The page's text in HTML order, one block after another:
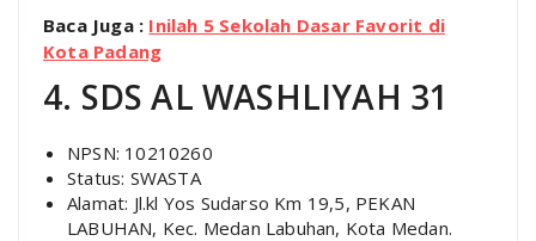
Baca Juga : Inilah 5 Sekolah Dasar Favorit di
Kota Padang
4. SDS AL WASHLIYAH 31
NPSN: 10210260
Status: SWASTA
Alamat: Jl.kl Yos Sudarso Km 19,5, PEKAN
LABUHAN, Kec. Medan Labuhan, Kota Medan.